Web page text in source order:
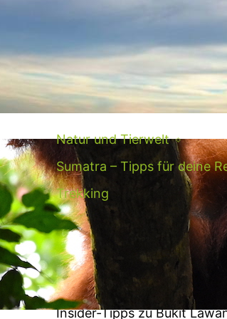
Camping am See,
Bergtour und alles, was
begehrt. Entdecke Balis
Mehr lesen →
Natur und Tierwelt
Sumatra – Tipps für deine
Trekking
Insider-Tipps zu
einer Auswanderin
Wir haben die eine
zu Bukit Lawang
Insider-Tipps zu Bukit